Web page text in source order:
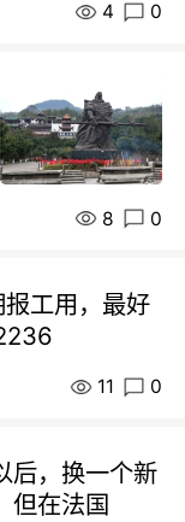
4 0
8 0
工用，最好
11 0
后，换一个新
但在法国